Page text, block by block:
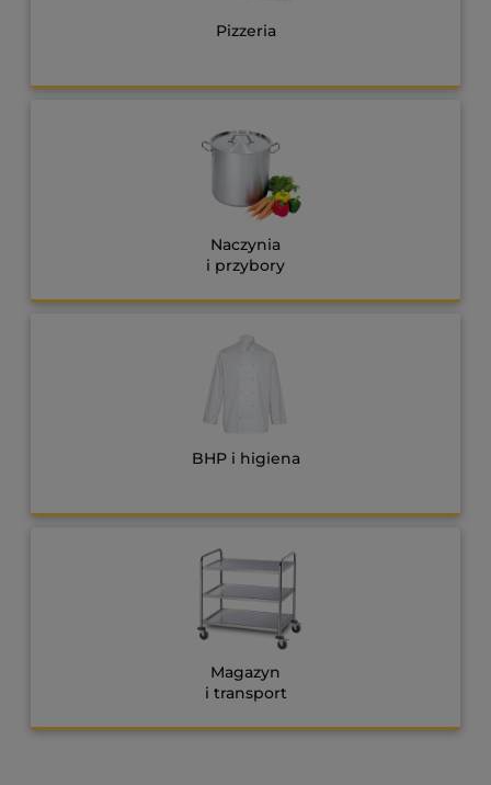
Pizzeria
Naczynia
i przybory
BHP i higiena
Magazyn
i transport